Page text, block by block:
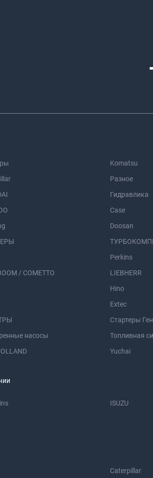
Komatsu
Разное
Гидравлика
Case
Doosan
Perkins
/ COMETTO LIEBHERR
Hino
Extec
Стартеры
насосы Топливная
Yuchai
ISUZU
Caterpillar